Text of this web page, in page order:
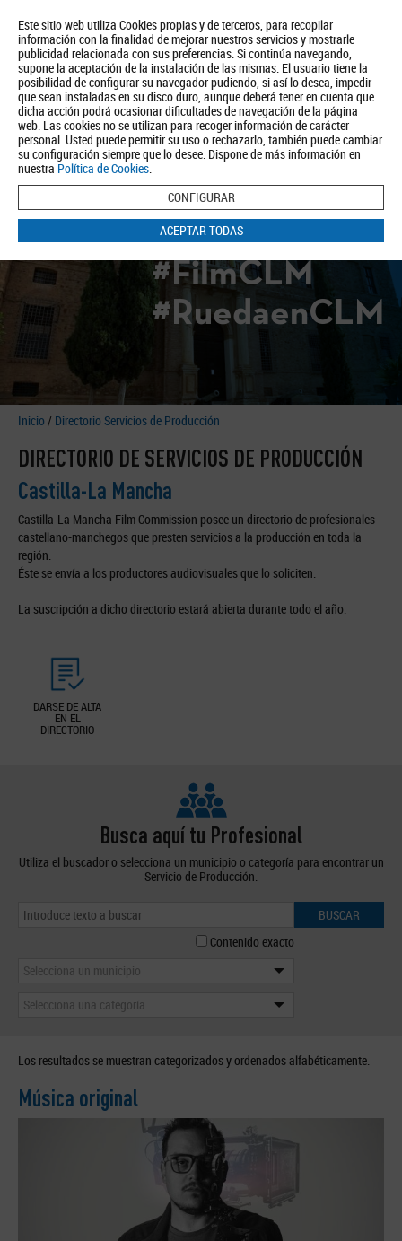
Este sitio web utiliza Cookies propias y de terceros, para recopilar
información con la finalidad de mejorar nuestros servicios y mostrarle
publicidad relacionada con sus preferencias. Si continúa navegando,
supone la aceptación de la instalación de las mismas. El usuario tiene la
posibilidad de configurar su navegador pudiendo, si así lo desea, impedir
que sean instaladas en su disco duro, aunque deberá tener en cuenta que
dicha acción podrá ocasionar dificultades de navegación de la página
web. Las cookies no se utilizan para recoger información de carácter
personal. Usted puede permitir su uso o rechazarlo, también puede cambiar
su configuración siempre que lo desee. Dispone de más información en
nuestra Política de Cookies.
CONFIGURAR
ACEPTAR TODAS
Quiénes somos Turismo Política de Privacidad Aviso Legal
Política de Cookies
BUSCAR
#FilmCLM
#RuedaenCLM
Inicio / Directorio Servicios de Producción
DIRECTORIO DE SERVICIOS DE PRODUCCIÓN
Castilla-La Mancha
Castilla-La Mancha Film Commission posee un directorio de profesionales
castellano-manchegos que presten servicios a la producción en toda la
región.
Éste se envía a los productores audiovisuales que lo soliciten.
La suscripción a dicho directorio estará abierta durante todo el año.
DARSE DE ALTA
EN EL
DIRECTORIO
Busca aquí tu Profesional
Utiliza el buscador o selecciona un municipio o categoría para encontrar un
Servicio de Producción.
BUSCAR
Contenido exacto
Selecciona un municipio
Selecciona una categoría
Los resultados se muestran categorizados y ordenados alfabéticamente.
Música original